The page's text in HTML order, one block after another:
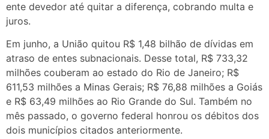
ente devedor até quitar a diferença, cobrando multa e
juros.
Em junho, a União quitou R$ 1,48 bilhão de dívidas em
atraso de entes subnacionais. Desse total, R$ 733,32
milhões couberam ao estado do Rio de Janeiro; R$
611,53 milhões a Minas Gerais; R$ 76,88 milhões a Goiás
e R$ 63,49 milhões ao Rio Grande do Sul. Também no
mês passado, o governo federal honrou os débitos dos
dois municípios citados anteriormente.